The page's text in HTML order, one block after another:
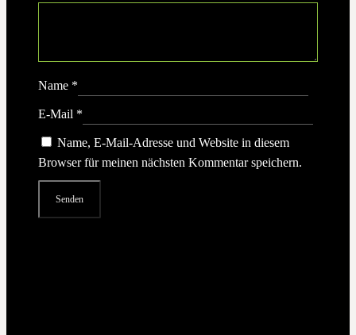
Name *
E-Mail *
Name, E-Mail-Adresse und Website in diesem
Browser für meinen nächsten Kommentar speichern.